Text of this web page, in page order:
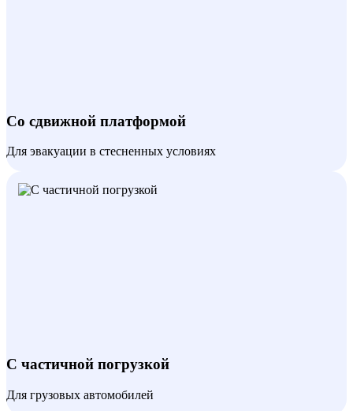
Со сдвижной платформой
Для эвакуации в стесненных условиях
С частичной погрузкой
Для грузовых автомобилей